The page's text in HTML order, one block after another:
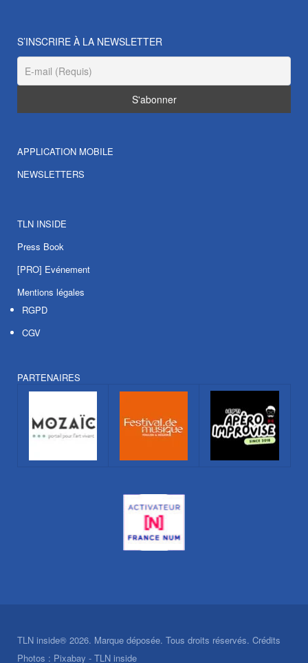
S’INSCRIRE À LA NEWSLETTER
APPLICATION MOBILE
NEWSLETTERS
TLN INSIDE
Press Book
[PRO] Evénement
Mentions légales
RGPD
CGV
PARTENAIRES
TLN inside® 2026. Marque déposée. Tous droits réservés. Crédits
Photos : Pixabay - TLN inside